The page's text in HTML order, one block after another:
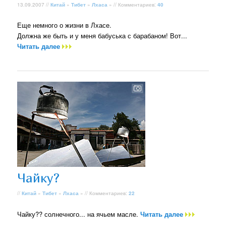
13.09.2007 //Китай »Тибет »Лхаса » // Комментариев:40
Еще немного о жизни в Лхасе.
Должна же быть и у меня бабуська с барабаном! Вот...
Читать далее
Чайку?
//Китай »Тибет »Лхаса » // Комментариев:22
Чайку?? солнечного... на ячьем масле.Читать далее